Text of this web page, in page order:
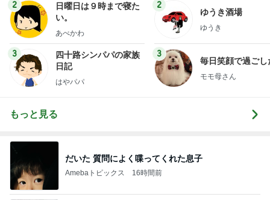
2
日曜日は９時まで寝た
い。
あべかわ
3
四十路シンパパの家族
日記
はやパパ
2
ゆうき酒場
ゆうき
3
毎日笑顔で過ごし
モモ母さん
もっと見る
だいた 質問によく喋ってくれた息子
Amebaトピックス 16時間前